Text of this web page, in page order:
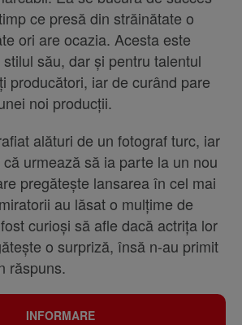
ce presă din străinătate o
ori are ocazia. Acesta este
său, dar și pentru talentul
producători, iar de curând pare
noi producții.
alături de un fotograf turc, iar
urmează să ia parte la un nou
pregătește lansarea în cel mai
au lăsat o mulțime de
curioși să afle dacă actrița lor
o surpriză, însă n-au primit
răspuns.
INFORMARE